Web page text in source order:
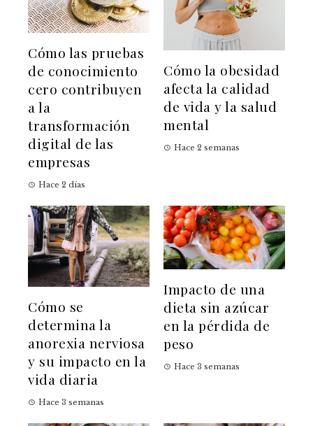
Cómo las pruebas
de conocimiento
cero contribuyen
a la
transformación
digital de las
empresas
Hace 2 días
Cómo la obesidad
afecta la calidad
de vida y la salud
mental
Hace 2 semanas
Cómo se
determina la
anorexia nerviosa
y su impacto en la
vida diaria
Hace 3 semanas
Impacto de una
dieta sin azúcar
en la pérdida de
peso
Hace 3 semanas